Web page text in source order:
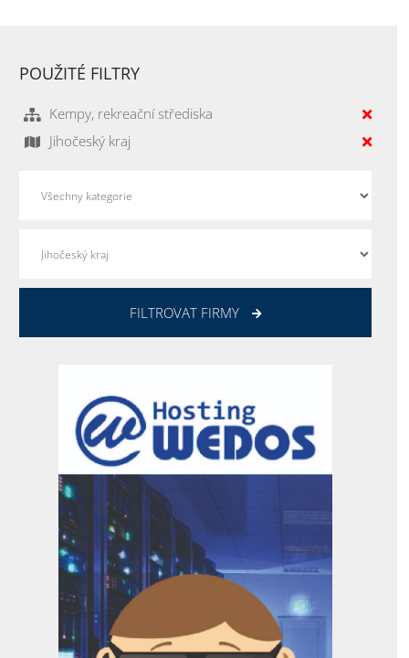
POUŽITÉ FILTRY
Kempy, rekreační střediska
Jihočeský kraj
FILTROVAT FIRMY